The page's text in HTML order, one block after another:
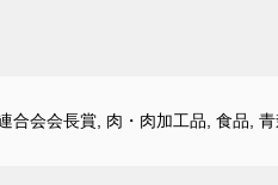
合会会長賞 肉・肉加工品 食品